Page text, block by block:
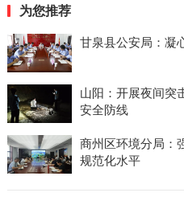
为您推荐
甘泉县公安局：凝
山阳：开展夜间突
安全防线
商州区环境分局：
规范化水平